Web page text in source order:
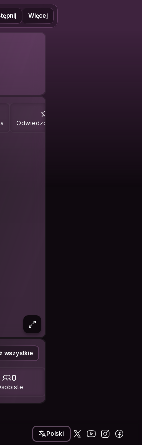
Więcej
Odwiedzone miejsca
wszystkie
0
Polski